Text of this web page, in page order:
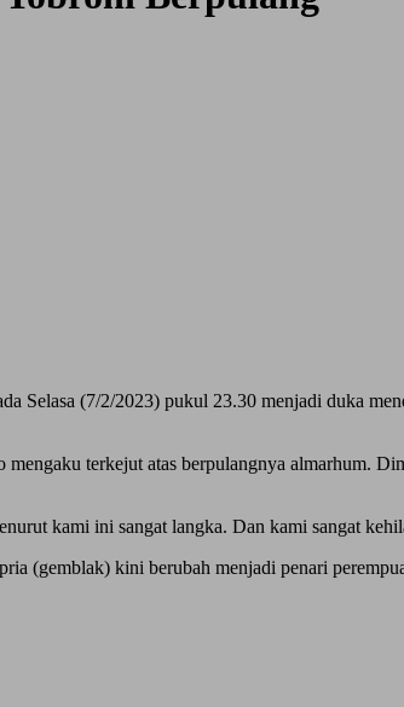
Selasa (7/2/2023) pukul 23.30 menjadi duka
terkejut atas berpulangnya almarhum.
kami ini sangat langka. Dan kami sangat
(gemblak) kini berubah menjadi penari